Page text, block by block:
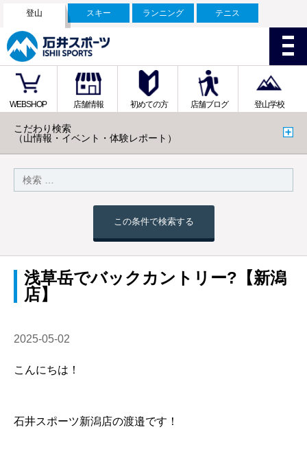
登山 スキー ランニング テニス
WEBSHOP 店舗情報 初めての方 店舗ブログ 登山学校
こだわり検索
（山情報・イベント・体験レポート）
この条件で検索する
浅草岳でバックカントリー?【新潟
店】
2025-05-02
こんにちは！
石井スポーツ新潟店の渡邉です！